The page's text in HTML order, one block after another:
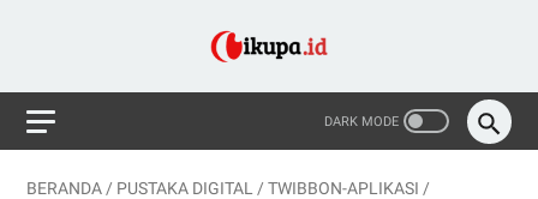
BERANDA / PUSTAKA DIGITAL / TWIBBON-APLIKASI /